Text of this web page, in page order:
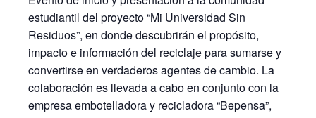
estudiantil del proyecto “Mi Universidad Sin
Residuos”, en donde descubrirán el propósito,
impacto e información del reciclaje para sumarse y
convertirse en verdaderos agentes de cambio. La
colaboración es llevada a cabo en conjunto con la
empresa embotelladora y recicladora “Bepensa”,